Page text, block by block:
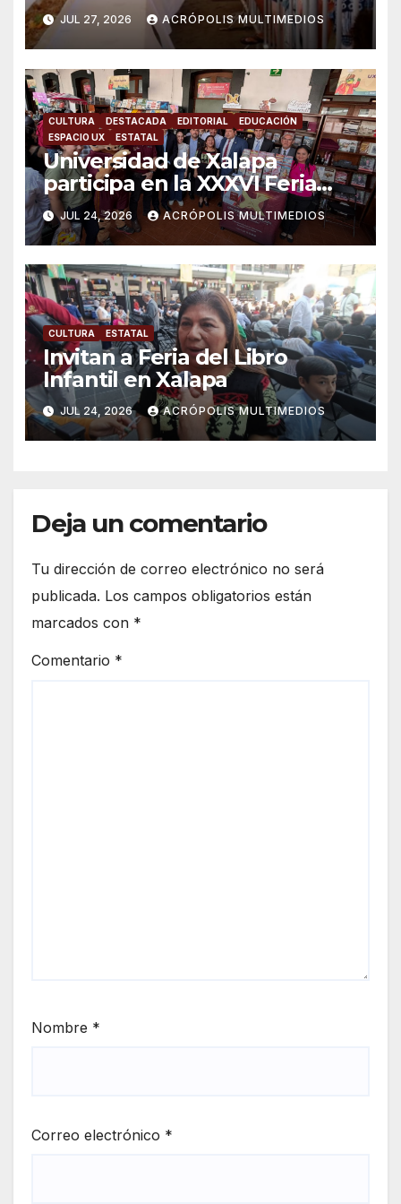
grande del mundo
JUL 27, 2026 ACRÓPOLIS MULTIMEDIOS
CULTURA DESTACADA EDITORIAL
EDUCACIÓN
ESPACIO UX
ESTATAL
Universidad de Xalapa
participa en la XXXVI Feria
Nacional del Libro Infantil y
Juvenil
JUL 24, 2026 ACRÓPOLIS MULTIMEDIOS
CULTURA ESTATAL
Invitan a Feria del Libro
Infantil en Xalapa
JUL 24, 2026 ACRÓPOLIS MULTIMEDIOS
Deja un comentario
Tu dirección de correo electrónico no será
publicada. Los campos obligatorios están
marcados con *
Comentario *
Nombre *
Correo electrónico *